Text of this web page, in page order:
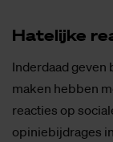
Ha­te­lij­ke
Inderdaad geven
maken hebben
reacties op
opiniebijdrages